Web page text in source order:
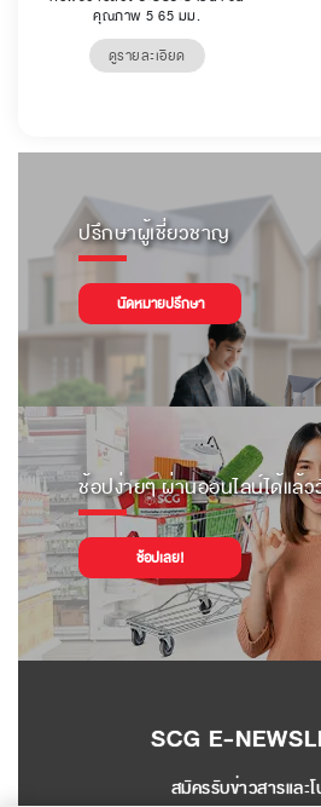
คุณภาพ 5 65 มม.
ดูรายละเอียด
ปรึกษาผู้เชี่ยวชาญ
นัดหมายปรึกษา
ช้อปง่ายๆ ผ่านออนไลน์ได้แล้
ช้อปเลย!
SCG E-
สมัครรับข่าวสารและโ